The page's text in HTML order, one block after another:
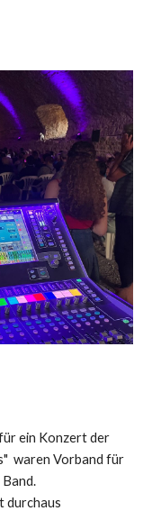
ein Konzert der
waren Vorband für
durchaus